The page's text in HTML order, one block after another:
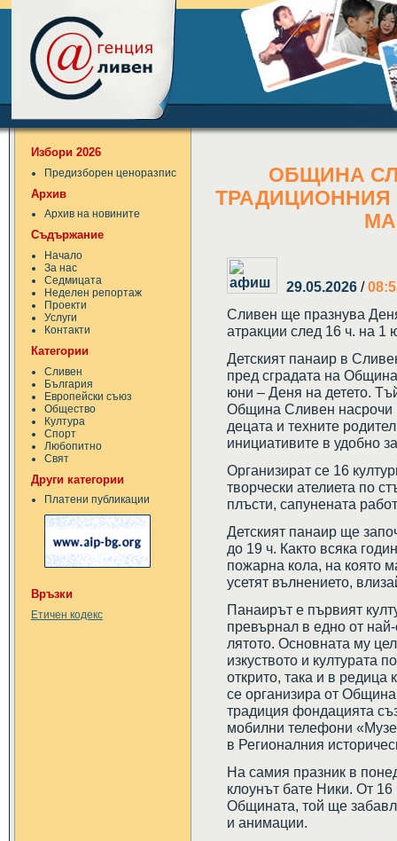
Избори 2026
Предизборен ценоразпис
Архив
Архив на новините
Съдържание
Начало
За нас
Седмицата
Неделен репортаж
Проекти
Услуги
Контакти
Категории
Сливен
България
Европейски съюз
Общество
Култура
Спорт
Любопитно
Свят
Други категории
Платени публикации
Връзки
Етичен кодекс
ОБЩИНА
ТРАДИЦИОННИЯ
29.05.2026 /
Сливен ще празнува
атракции след 16 ч. на 1
Детският панаир в
пред сградата на
юни – Деня на детето.
Община Сливен насрочи
децата и техните
инициативите в удобно
Организират се 16
творчески ателиета по
плъсти, сапунената
Детският панаир ще
до 19 ч. Както всяка
пожарна кола, на която
усетят вълнението,
Панаирът е първият
превърнал в едно от
лятото. Основната му
изкуството и културата
открито, така и в редица
се организира от
традиция фондацията
мобилни телефони
в Регионалния
На самия празник в
клоунът бате Ники. От
Общината, той ще
и анимации.